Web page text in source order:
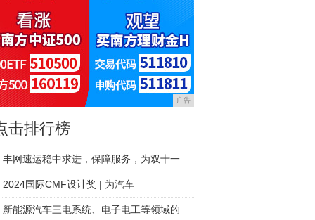
广告
击排行榜
丰网速运稳中求进，保障服务，为双十一
2024国际CMF设计奖 | 为汽车
新能源汽车三电系统、电子电工等领域的